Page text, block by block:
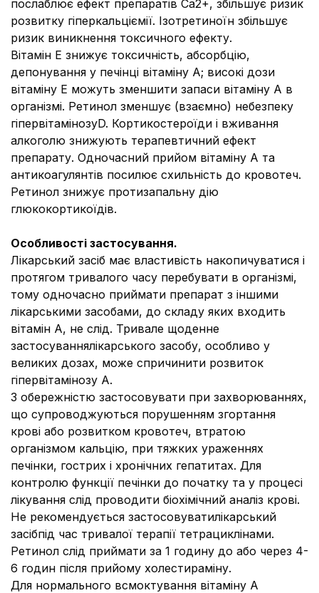
послаблює ефект препаратів Са2+, збільшує ризик
розвитку гіперкальціємії. Ізотретиноїн збільшує
ризик виникнення токсичного ефекту.
Вітамін Е знижує токсичність, абсорбцію,
депонування у печінці вітаміну А; високі дози
вітаміну Е можуть зменшити запаси вітаміну А в
організмі. Ретинол зменшує (взаємно) небезпеку
гіпервітамінозуD. Кортикостероїди і вживання
алкоголю знижують терапевтичний ефект
препарату. Одночасний прийом вітаміну А та
антикоагулянтів посилює схильність до кровотеч.
Ретинол знижує протизапальну дію
глюкокортикоїдів.
Особливості застосування.
Лікарський засіб має властивість накопичуватися і
протягом тривалого часу перебувати в організмі,
тому одночасно приймати препарат з іншими
лікарськими засобами, до складу яких входить
вітамін А, не слід. Тривале щоденне
застосуваннялікарського засобу, особливо у
великих дозах, може спричинити розвиток
гіпервітамінозу А.
З обережністю застосовувати при захворюваннях,
що супроводжуються порушенням згортання
крові або розвитком кровотеч, втратою
організмом кальцію, при тяжких ураженнях
печінки, гострих і хронічних гепатитах. Для
контролю функції печінки до початку та у процесі
лікування слід проводити біохімічний аналіз крові.
Не рекомендується застосовуватилікарський
засібпід час тривалої терапії тетрациклінами.
Ретинол слід приймати за 1 годину до або через 4-
6 годин після прийому холестираміну.
Для нормального всмоктування вітаміну А